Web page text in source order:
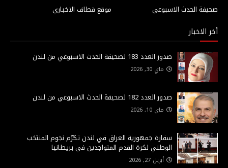
موقع قطاف الاخباري
صحيفة الحدث الاسبوعي
أخر الاخبار
صدور العدد 183 لصحيفة الحدث الاسبوعي من لندن
ماي 30, 2026
صدور العدد 182 لصحيفة الحدث الاسبوعي من لندن
ماي 10, 2026
سفارة جمهورية العراق في لندن تكرّم نجوم المنتخب
الوطني لكرة القدم المتواجدين في بريطانيا
أبريل 27, 2026